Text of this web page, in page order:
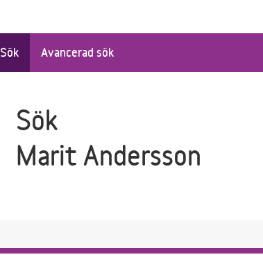
Sök Avancerad sök
Sök
Marit Andersson